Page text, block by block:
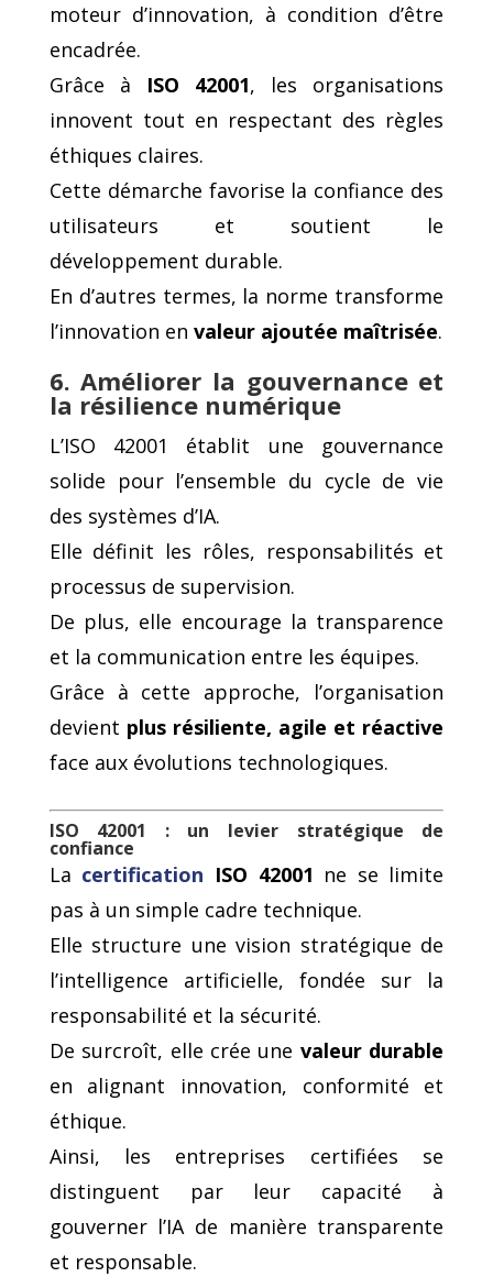
moteur d’innovation, à condition d’être
encadrée.
Grâce à ISO 42001, les organisations
innovent tout en respectant des règles
éthiques claires.
Cette démarche favorise la confiance des
utilisateurs et soutient le
développement durable.
En d’autres termes, la norme transforme
l’innovation en valeur ajoutée maîtrisée.
6. Améliorer la gouvernance et
la résilience numérique
L’ISO 42001 établit une gouvernance
solide pour l’ensemble du cycle de vie
des systèmes d’IA.
Elle définit les rôles, responsabilités et
processus de supervision.
De plus, elle encourage la transparence
et la communication entre les équipes.
Grâce à cette approche, l’organisation
devient plus résiliente, agile et réactive
face aux évolutions technologiques.
ISO 42001 : un levier stratégique de
confiance
La certification ISO 42001 ne se limite
pas à un simple cadre technique.
Elle structure une vision stratégique de
l’intelligence artificielle, fondée sur la
responsabilité et la sécurité.
De surcroît, elle crée une valeur durable
en alignant innovation, conformité et
éthique.
Ainsi, les entreprises certifiées se
distinguent par leur capacité à
gouverner l’IA de manière transparente
et responsable.